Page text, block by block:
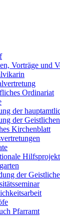
Vorträge und
Ordinariat
der
der
Kirchenblatt
der
Pfarramt